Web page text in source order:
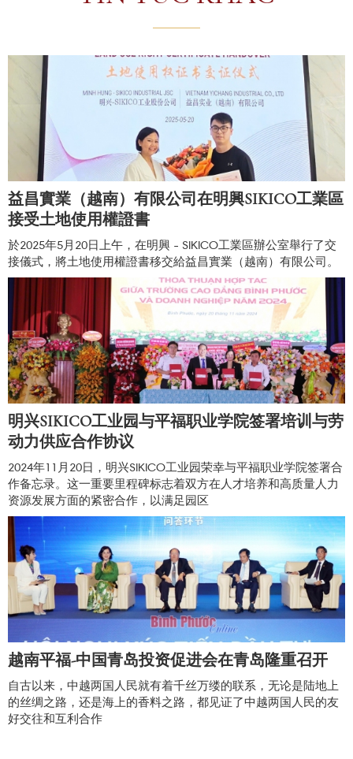
益昌實業（越南）有限公司在明興SIKICO工業區
接受土地使用權證書
於2025年5月20日上午，在明興 - SIKICO工業區辦公室舉行了交
接儀式，將土地使用權證書移交給益昌實業（越南）有限公司。
明兴SIKICO工业园与平福职业学院签署培训与劳
动力供应合作协议
2024年11月20日，明兴SIKICO工业园荣幸与平福职业学院签署合
作备忘录。这一重要里程碑标志着双方在人才培养和高质量人力
资源发展方面的紧密合作，以满足园区
越南平福-中国青岛投资促进会在青岛隆重召开
自古以来，中越两国人⺠就有着千丝万缕的联系，无论是陆地上
的丝绸之路，还是海上的香料之路，都⻅证了中越两国人⺠的友
好交往和互利合作